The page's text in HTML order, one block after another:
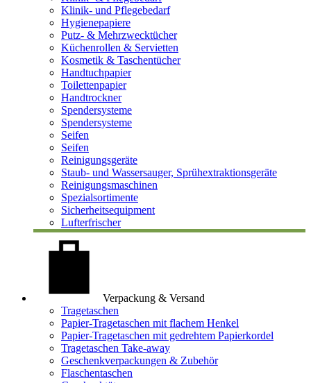
Klinik- und Pflegebedarf
Hygienepapiere
Putz- & Mehrzwecktücher
Küchenrollen & Servietten
Kosmetik & Taschentücher
Handtuchpapier
Toilettenpapier
Handtrockner
Spendersysteme
Spendersysteme
Seifen
Seifen
Reinigungsgeräte
Staub- und Wassersauger, Sprühextraktionsgeräte
Reinigungsmaschinen
Spezialsortimente
Sicherheitsequipment
Lufterfrischer
Verpackung & Versand
Tragetaschen
Papier-Tragetaschen mit flachem Henkel
Papier-Tragetaschen mit gedrehtem Papierkordel
Tragetaschen Take-away
Geschenkverpackungen & Zubehör
Flaschentaschen